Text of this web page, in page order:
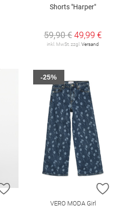
Shorts "Harper"
59,90 €49,99 €
inkl. MwSt. zzgl. Versand
ZUR WUNSCHLISTE HINZUFÜGEN
ZUR
VERO MODA Girl
-25%